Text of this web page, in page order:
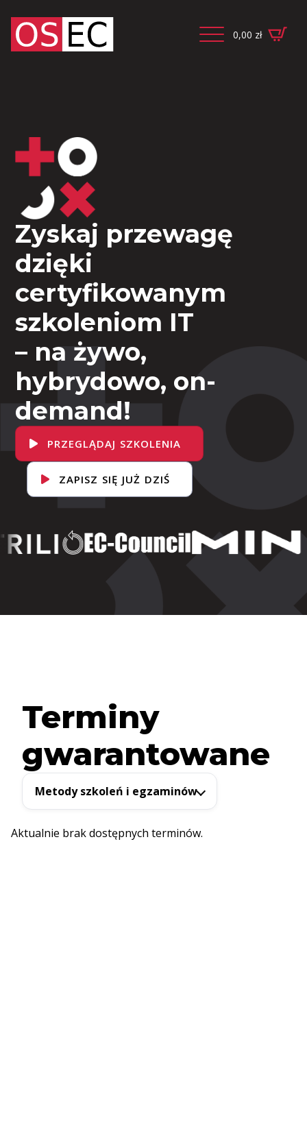
0,00 zł
Zyskaj przewagę
dzięki
certyfikowanym
szkoleniom IT
– na żywo,
hybrydowo, on-
demand!
PRZEGLĄDAJ SZKOLENIA
ZAPISZ SIĘ JUŻ DZIŚ
Terminy
gwarantowane
Metody szkoleń i egzaminów
Aktualnie brak dostępnych terminów.